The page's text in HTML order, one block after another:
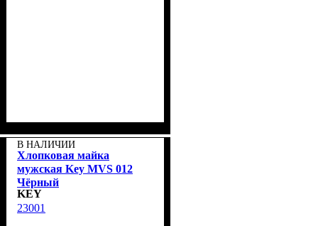
В НАЛИЧИИ
Хлопковая майка
мужская Key MVS 012
Чёрный
KEY
23001